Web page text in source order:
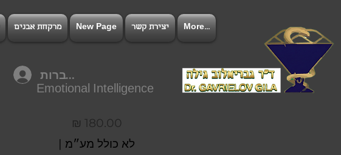
להתחברות
מרקחת אבנים New Page יצירת קשר More...
Emotional Intelligence
לא כולל מע״מ |